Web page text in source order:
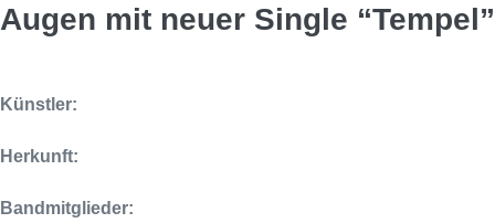
Augen mit neuer Single “Tempel”
Künstler:
Herkunft:
Bandmitglieder: